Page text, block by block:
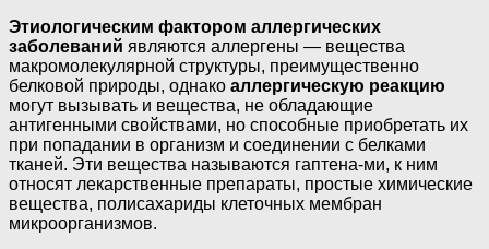
Этиологическим фактором аллергических
заболеваний являются аллергены — вещества
макромолекулярной структуры, преимущественно
белковой природы, однако аллергическую реакцию
могут вызывать и вещества, не обладающие
антигенными свойствами, но способные приобретать их
при попадании в организм и соединении с белками
тканей. Эти вещества называются гаптена-ми, к ним
относят лекарственные препараты, простые химические
вещества, полисахариды клеточных мембран
микроорганизмов.